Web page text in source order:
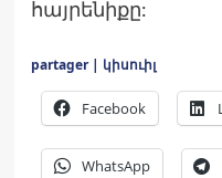
հայրենիքը:
partager | կիսուիլ
Facebook
WhatsApp